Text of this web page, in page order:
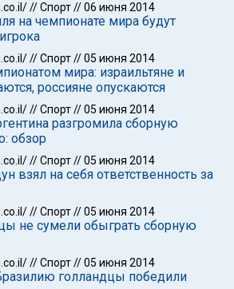
//Спорт//06 июня 2014
на чемпионате мира будут
//Спорт//05 июня 2014
мира: израильтяне и
россияне опускаются
//Спорт//05 июня 2014
разгромила сборную
обзор
//Спорт//05 июня 2014
взял на себя ответственность за
//Спорт//05 июня 2014
не сумели обыграть сборную
//Спорт//05 июня 2014
голландцы победили